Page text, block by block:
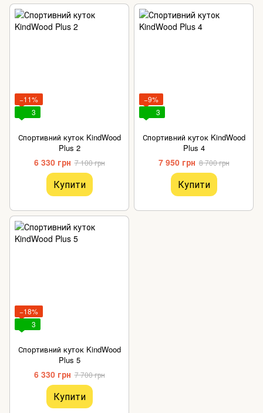
−11%
3
Спортивний куток KindWood
Plus 2
6 330 грн 7 100 грн
Купити
−9%
3
Спортивний куток KindWood
Plus 4
7 950 грн 8 700 грн
Купити
−18%
3
Спортивний куток KindWood
Plus 5
6 330 грн 7 700 грн
Купити